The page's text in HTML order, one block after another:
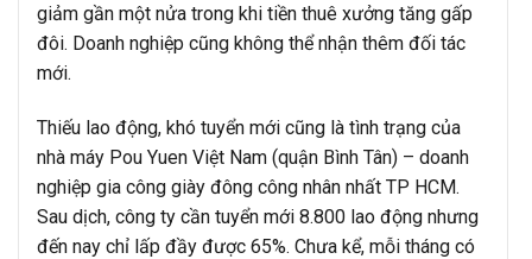
giảm gần một nửa trong khi tiền thuê xưởng tăng gấp
đôi. Doanh nghiệp cũng không thể nhận thêm đối tác
mới.
Thiếu lao động, khó tuyển mới cũng là tình trạng của
nhà máy Pou Yuen Việt Nam (quận Bình Tân) – doanh
nghiệp gia công giày đông công nhân nhất TP HCM.
Sau dịch, công ty cần tuyển mới 8.800 lao động nhưng
đến nay chỉ lấp đầy được 65%. Chưa kể, mỗi tháng có